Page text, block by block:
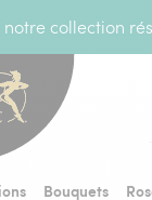
collection
Bouquets